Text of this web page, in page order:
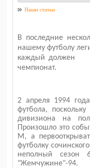
Наши статьи
В последние
нашему футболу
каждый должен
чемпионат.
2 апреля 1994
футбола,
дивизиона на
Произошло это
М, а
футболку
неполный сезон
"Жемчужине"-94.